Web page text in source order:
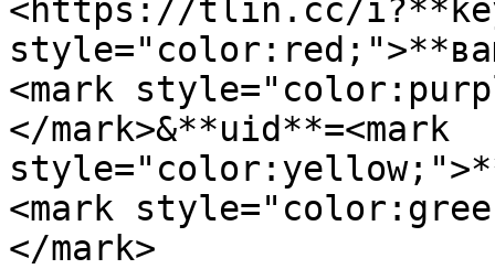
<https://tlin.cc/
<mark
</mark>&**uid**=<mark
<mark
</mark>